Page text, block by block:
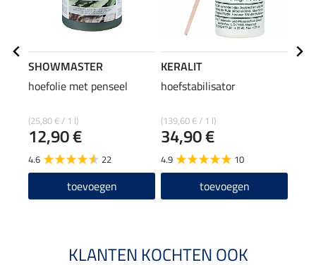
SHOWMASTER
hoefolie met penseel
(25,80 € / 1 l)
12,90 €
4.6 22
toevoegen
KERALIT
hoefstabilisator
(139,60 € / 1 l)
34,90 €
4.9 10
toevoegen
KLANTEN KOCHTEN OOK